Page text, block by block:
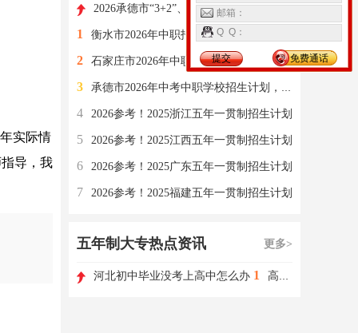
实际情
导，我
2026承德市“3+2”、五年一贯制缺额计划志愿征集
1 衡水市2026年中职招生普通中专志愿征集和“3+2”“5年一贯制
2 石家庄市2026年中职学校“3+2”“5年一贯制"缺额计划
3 承德市2026年中考中职学校招生计划，含3+4，3+3等
4 2026参考！2025浙江五年一贯制招生计划
5 2026参考！2025江西五年一贯制招生计划
6 2026参考！2025广东五年一贯制招生计划
7 2026参考！2025福建五年一贯制招生计划
五年制大专热点资讯 更多>
河北初中毕业没考上高中怎么办 1 高职单招如何选择学校和专业?
邮箱：
Q Q：
提交 免费通话